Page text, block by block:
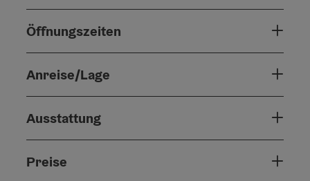
Öffnungszeiten
Anreise/Lage
Ausstattung
Preise